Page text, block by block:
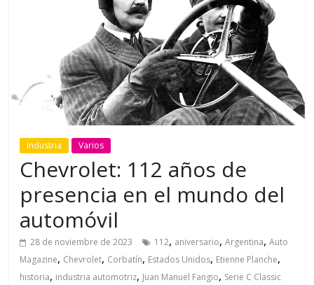
Industria Varios
Chevrolet: 112 años de
presencia en el mundo del
automóvil
28 de noviembre de 2023 112, aniversario,Argentina,Auto
Magazine, Chevrolet, Corbatín, Estados Unidos, Etienne Planche,
historia, industria automotriz, Juan Manuel Fangio, Serie C Classic